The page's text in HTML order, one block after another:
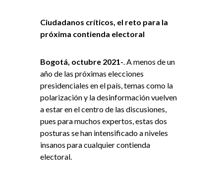
Ciudadanos críticos, el reto para la
próxima contienda electoral
Bogotá, octubre 2021-. A menos de un
año de las próximas elecciones
presidenciales en el país, temas como la
polarización y la desinformación vuelven
a estar en el centro de las discusiones,
pues para muchos expertos, estas dos
posturas se han intensificado a niveles
insanos para cualquier contienda
electoral.